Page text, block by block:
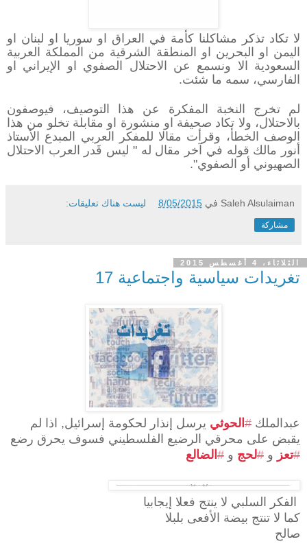
لا تكاد تذكر مشاكلنا كأمة في العراق او سوريا او لبنان او
اليمن او البحرين او المنطقة الشرقية من المملكة العربية
السعودية الا ونسمع عن الاحتلال الصفوي او الإيراني او
الفارسي، سمه ما شئت.
لم تخرج النخبة المفكرة عن هذا التوصيف، فيوصفون
بالاحتلال، ولا تكاد صحيفة او منشورة او مقابلة تخلو من هذا
الوصف الخطأ، وقرأت مقالا للمفكر العربي المبدع الأستاذ
أنور مالك قوله في آخر مقال له " ليس قَدر العرب الاحتلال
الصهيوني أو الصفوي".
Saleh Alsulaiman في 8/05/2015 ليست هناك تعليقات:
مشاركة
الثلاثاء، 4 أغسطس 2015
تغريدات سياسية واجتماعية 17
عبدالملك # الحوثي يرسل إنذار لحكومة إسرائيل, اذا لم
يقبض على محرقي الرضيع الفلسطيني فسوف يحرق رضع
#تعز و #لحج و # الضالع
الفكر السلبي لا ينتج فعلا إيجابيا
كما لا تنتج بيضة الأفعى بلبلا
صالح